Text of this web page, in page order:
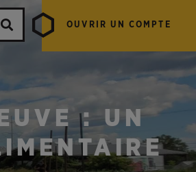
OUVRIR UN COMPTE
: UN